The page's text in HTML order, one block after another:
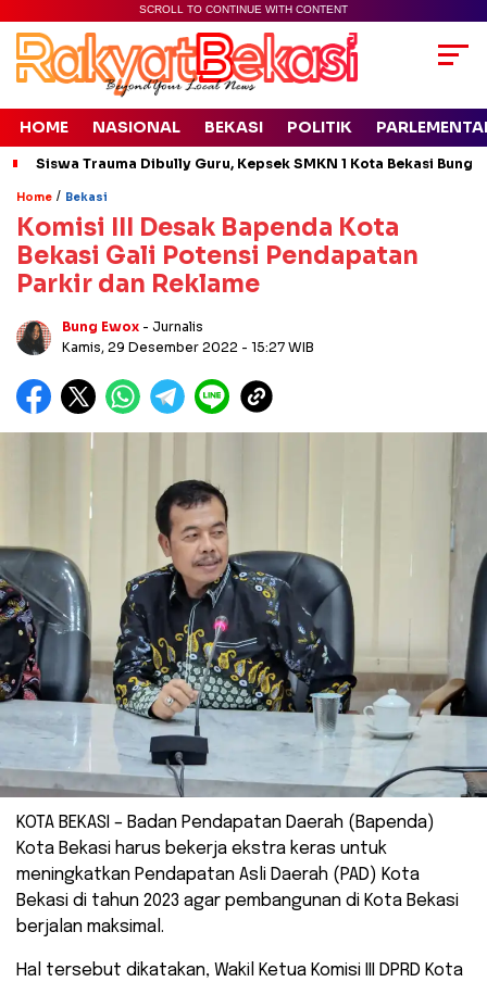
SCROLL TO CONTINUE WITH CONTENT
HOME NASIONAL BEKASI POLITIK
Siswa Trauma Dibully Guru, Kepsek SMKN 1 Kota Bekasi
Home / Bekasi
Komisi III Desak Bapenda Kota
Bekasi Gali Potensi Pendapatan
Parkir dan Reklame
Bung Ewox - Jurnalis
Kamis, 29 Desember 2022 - 15:27 WIB
KOTA BEKASI – Badan Pendapatan Daerah (Bapenda)
Kota Bekasi harus bekerja ekstra keras untuk
meningkatkan Pendapatan Asli Daerah (PAD) Kota
Bekasi di tahun 2023 agar pembangunan di Kota Bekasi
berjalan maksimal.
Hal tersebut dikatakan, Wakil Ketua Komisi III DPRD Kota